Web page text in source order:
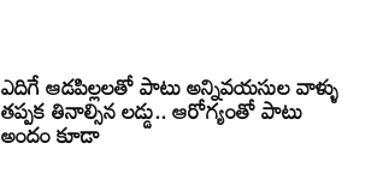
ఎదిగే ఆడపిల్లలతో పాటు అన్నివయసుల వాళ్ళు
తప్పక తినాల్సిన లడ్డు.. ఆరోగ్యంతో పాటు
అందం కూడా